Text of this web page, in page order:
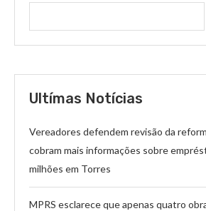
Ultímas Notícias
Vereadores defendem revisão da
cobram mais informações sobre
milhões em Torres
MPRS esclarece que apenas quatro